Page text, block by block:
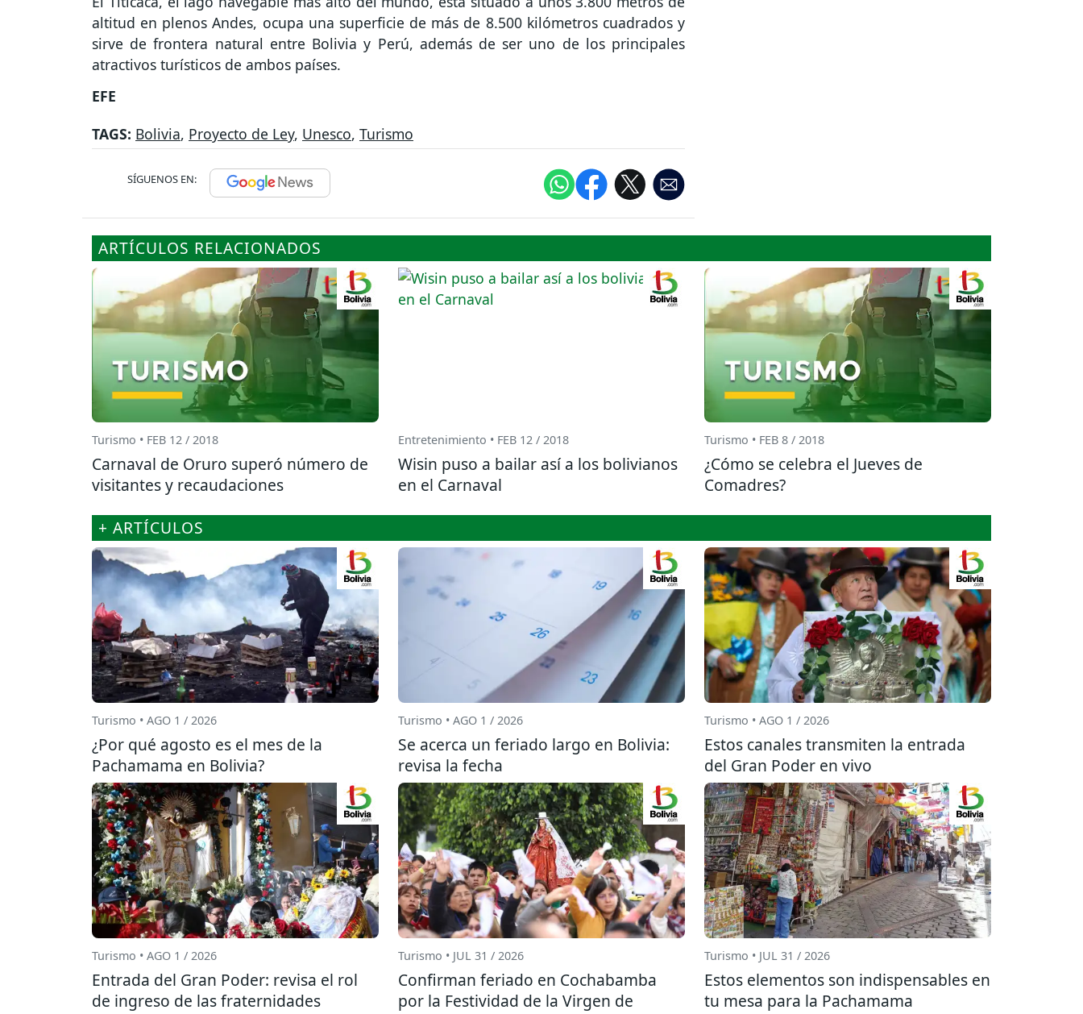
altitud en plenos Andes, ocupa una superficie de más de 8.500 kilómetros cuadrados y
sirve de frontera natural entre Bolivia y Perú, además de ser uno de los principales
atractivos turísticos de ambos países.
EFE
TAGS: Bolivia, Proyecto de Ley, Unesco, Turismo
SÍGUENOS EN:
ARTÍCULOS RELACIONADOS
Turismo • FEB 12 / 2018
Carnaval de Oruro superó número de
visitantes y recaudaciones
Entretenimiento • FEB 12 / 2018
Wisin puso a bailar así a los bolivianos
en el Carnaval
Turismo • FEB 8 / 2018
¿Cómo se celebra el Jueves de
Comadres?
+ ARTÍCULOS
Turismo • AGO 1 / 2026
¿Por qué agosto es el mes de la
Pachamama en Bolivia?
Turismo • AGO 1 / 2026
Se acerca un feriado largo en Bolivia:
revisa la fecha
Turismo • AGO 1 / 2026
Estos canales transmiten la entrada
del Gran Poder en vivo
Turismo • AGO 1 / 2026
Entrada del Gran Poder: revisa el rol
de ingreso de las fraternidades
Turismo • JUL 31 / 2026
Confirman feriado en Cochabamba
por la Festividad de la Virgen de
Turismo • JUL 31 / 2026
Estos elementos son indispensables en
tu mesa para la Pachamama